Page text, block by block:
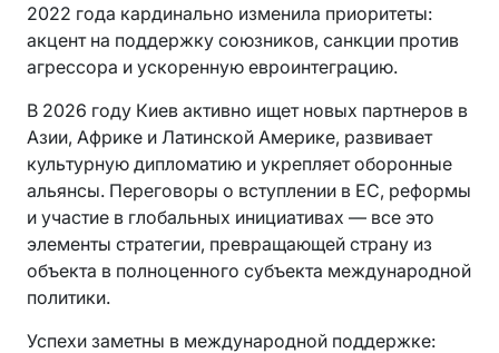
2022 года кардинально изменила приоритеты:
акцент на поддержку союзников, санкции против
агрессора и ускоренную евроинтеграцию.
В 2026 году Киев активно ищет новых партнеров в
Азии, Африке и Латинской Америке, развивает
культурную дипломатию и укрепляет оборонные
альянсы. Переговоры о вступлении в ЕС, реформы
и участие в глобальных инициативах — все это
элементы стратегии, превращающей страну из
объекта в полноценного субъекта международной
политики.
Успехи заметны в международной поддержке: